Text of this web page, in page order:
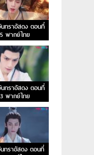
นทราอัสดง ตอนที่
พากย์ไทย
นทราอัสดง ตอนที่
พากย์ไทย
นทราอัสดง ตอนที่